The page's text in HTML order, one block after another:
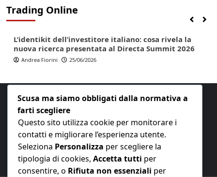
Trading Online
L’identikit dell’investitore italiano: cosa rivela la
nuova ricerca presentata al Directa Summit 2026
Andrea Fiorini 25/06/2026
E-mail:redazione@nuovaeconomia.it
Scusa ma siamo obbligati dalla normativa a
farti scegliere
Questo sito utilizza cookie per monitorare i
contatti e migliorare l’esperienza utente.
Seleziona Personalizza per scegliere la
tipologia di cookies, Accetta tutti per
consentire, o Rifiuta non essenziali per